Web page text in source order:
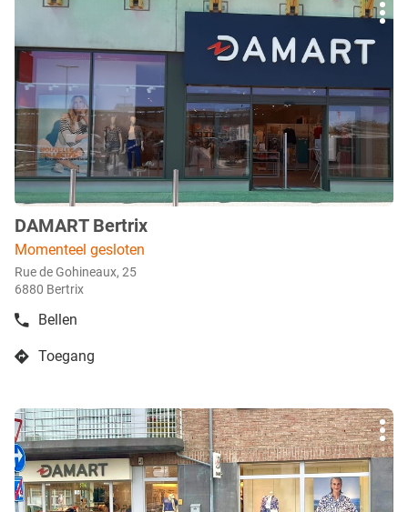
Knokke
de
ENTER
toets
voor
meer
info
boetiek
:
DAMART Bertrix
Momenteel gesloten
Rue de Gohineaux, 25
6880 Bertrix
Bellen
de
DAMART
Toegang
naar
DAMART
Bertrix
Druk
op
de
ENTER
toets